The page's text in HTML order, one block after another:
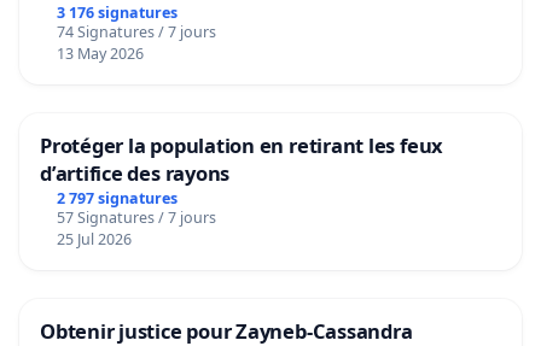
3 176 signatures
74 Signatures / 7 jours
13 May 2026
Protéger la population en retirant les feux
d’artifice des rayons
2 797 signatures
57 Signatures / 7 jours
25 Jul 2026
Obtenir justice pour Zayneb-Cassandra